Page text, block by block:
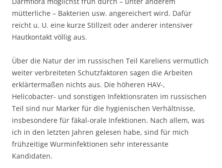
mütterliche – Bakterien usw. angereichert wird. Dafür
reicht u. U. eine kurze Stillzeit oder anderer intensiver
Hautkontakt völlig aus.
Über die Natur der im russischen Teil Kareliens vermutlich
weiter verbreiteten Schutzfaktoren sagen die Arbeiten
erklärtermaßen nichts aus. Die höheren HAV-,
Helicobacter- und sonstigen Infektionsraten im russischen
Teil sind nur Marker für die hygienischen Verhältnisse,
insbesondere für fäkal-orale Infektionen. Nach allem, was
ich in den letzten Jahren gelesen habe, sind für mich
frühzeitige Wurminfektionen sehr interessante
Kandidaten.